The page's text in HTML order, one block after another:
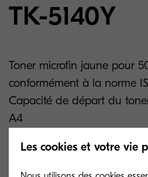
TK-5140Y
Toner microfin jaune pour
conformément à la norme
Capacité de départ du
A4
Related
Les cookies et votre vie